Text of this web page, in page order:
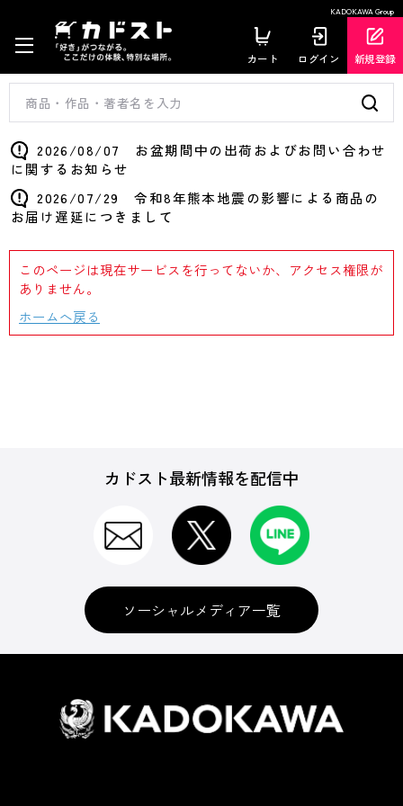
KADOKAWA Group
カート ログイン 新規登録
2026/08/07 お盆期間中の出荷およびお問い合わせ
に関するお知らせ
2026/07/29 令和8年熊本地震の影響による商品の
お届け遅延につきまして
このページは現在サービスを行ってないか、アクセス権限が
ありません。
ホームへ戻る
カドスト最新情報を配信中
ソーシャルメディア一覧